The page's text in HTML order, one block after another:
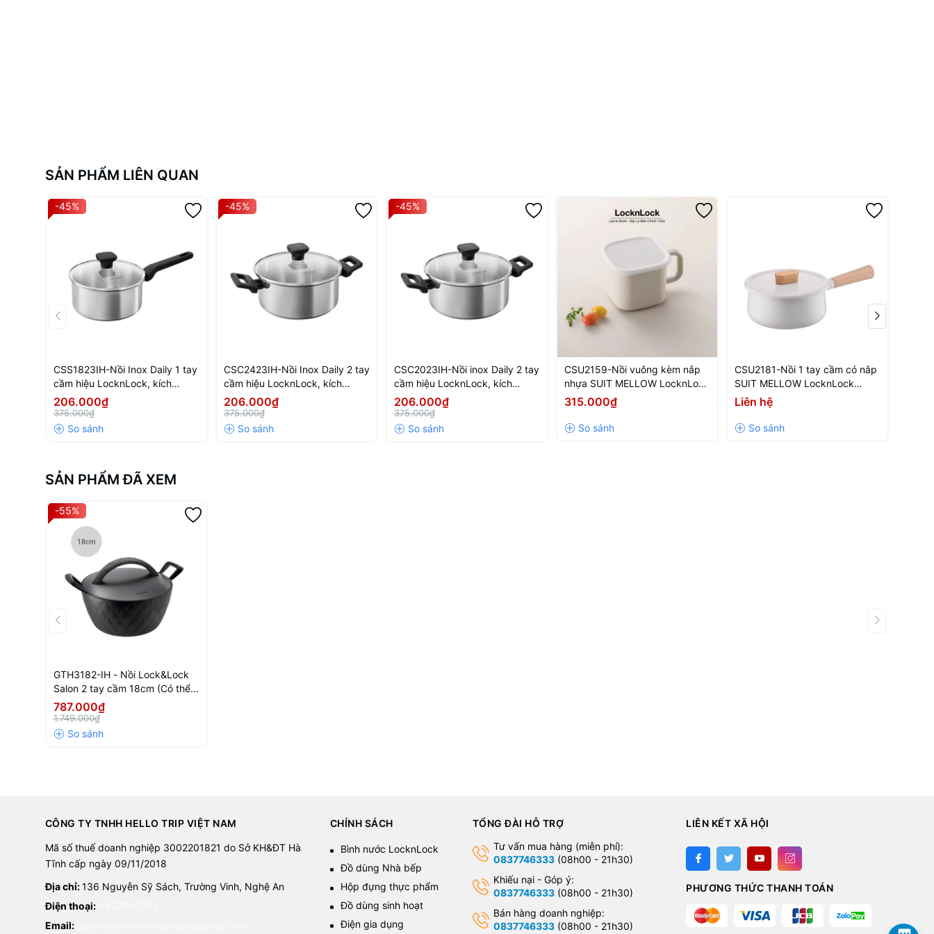
SẢN PHẨM LIÊN QUAN
-45%
CSS1823IH-Nồi Inox Daily 1 tay
cầm hiệu LocknLock, kích
thước 18cm-NTL-CN-6-STS-
Single-DAILY
206.000₫
375.000₫
-45%
CSC2423IH-Nồi Inox Daily 2 tay
cầm hiệu LocknLock, kích
thước 24cm-NTL-CN-6-STS-
Single-DAILY
206.000₫
375.000₫
-45%
CSC2023IH-Nồi inox Daily 2 tay
cầm hiệu LocknLock, kích
thước 20cm-NTL-CN-6-STS-
Single-DAILY
206.000₫
375.000₫
CSU2159-Nồi vuông kèm nắp
nhựa SUIT MELLOW LocknLock
1.5L- Màu BEG-CN-6-Iron-
315.000₫
CSU2181-Nồi 1 tay cầm có nắp
SUIT MELLOW LocknLock
18CM-BEG-CN-6-IRON-Single
Liên hệ
SẢN PHẨM ĐÃ XEM
-55%
GTH3182-IH - Nồi Lock&Lock
Salon 2 tay cầm 18cm (Có thể
sử dụng bếp từ) - Màu đen
787.000₫
1.749.000₫
CÔNG TY TNHH HELLO TRIP VIỆT NAM
Mã số thuế doanh nghiệp 3002201821 do Sở KH&ĐT Hà
Tĩnh cấp ngày 09/11/2018
Địa chỉ:136 Nguyễn Sỹ Sách, Trường Vinh, Nghệ An
Điện thoại:
Email:
CHÍNH SÁCH
Bình nước LocknLock
Đồ dùng Nhà bếp
Hộp đựng thực phẩm
Đồ dùng sinh hoạt
Điện gia dụng
TỔNG ĐÀI HỖ TRỢ
Tư vấn mua hàng (miễn phí):
0837746333(08h00 - 21h30)
Khiếu nại - Góp ý:
0837746333(08h00 - 21h30)
Bán hàng doanh nghiệp:
0837746333(08h00 - 21h30)
LIÊN KẾT XÃ HỘI
PHƯƠNG THỨC THANH TOÁN